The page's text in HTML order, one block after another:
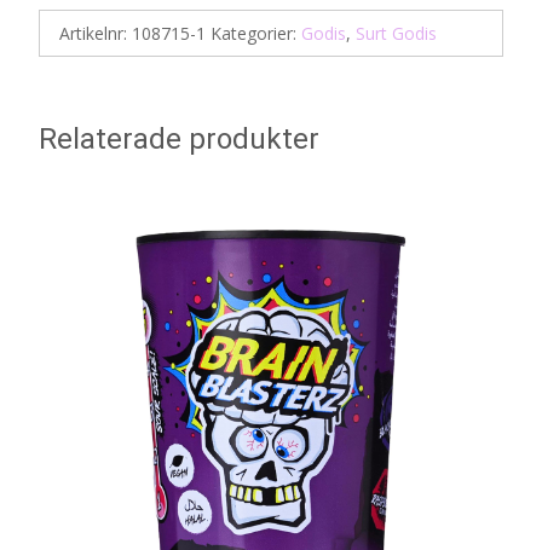
Artikelnr: 108715-1 Kategorier: Godis, Surt Godis
Relaterade produkter